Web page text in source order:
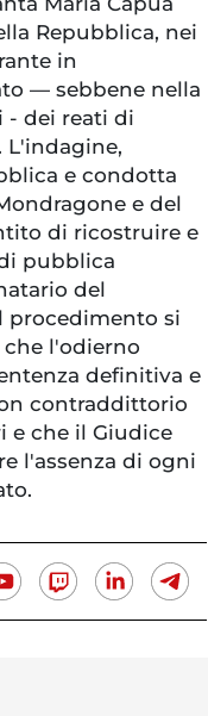
Repubblica, nei
in
— sebbene nella
- dei reati di
L'indagine,
e condotta
e del
di ricostruire e
pubblica
del
procedimento si
l'odierno
definitiva e
contraddittorio
e che il Giudice
l'assenza di ogni